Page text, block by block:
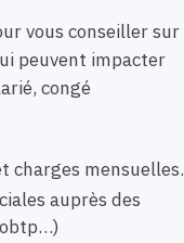
vous conseiller sur
peuvent impacter
congé
charges mensuelles.
auprès des